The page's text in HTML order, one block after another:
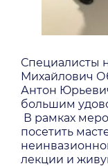
Специалисты
Михайлович
Антон
большим
В рамках
посетить
лекции и